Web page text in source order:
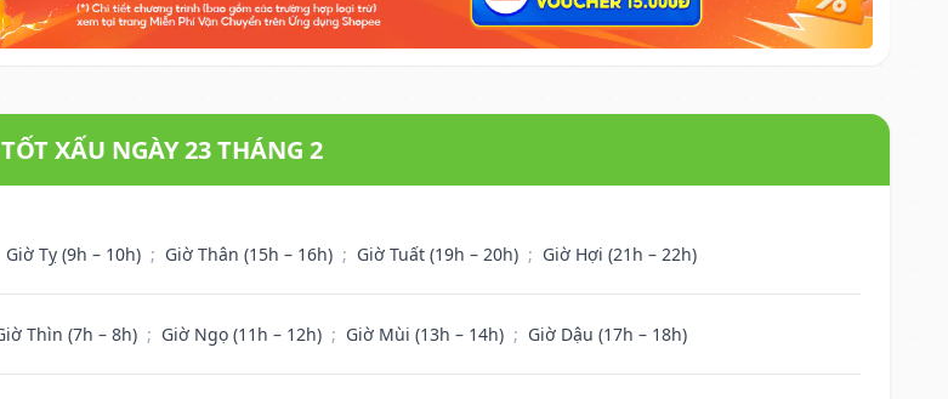
XẤU NGÀY 23 THÁNG 2
Giờ Tỵ (9h – 10h) ; Giờ Thân (15h – 16h) ; Giờ Tuất (19h – 20h) ; Giờ Hợi (21h – 22h)
Thìn (7h – 8h) ; Giờ Ngọ (11h – 12h) ; Giờ Mùi (13h – 14h) ; Giờ Dậu (17h – 18h)